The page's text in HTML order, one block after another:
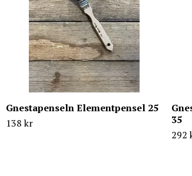
Gnestapenseln Elementpensel 25
138 kr
35
292